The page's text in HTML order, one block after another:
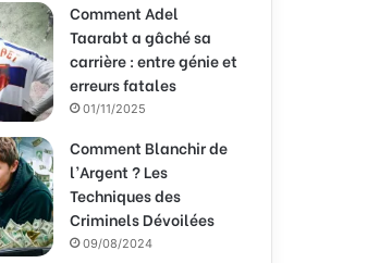
Comment Adel
Taarabt a gâché sa
carrière : entre génie et
erreurs fatales
01/11/2025
Comment Blanchir de
l’Argent ? Les
Techniques des
Criminels Dévoilées
09/08/2024